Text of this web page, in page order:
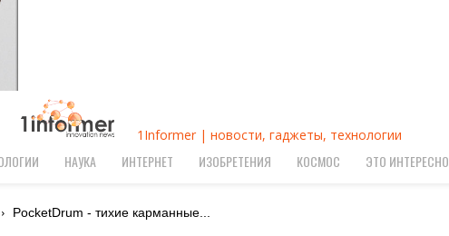
1Informer | новости, гаджеты, технологии
НАУКА ИНТЕРНЕТ ИЗОБРЕТЕНИЯ КОСМОС ЭТО ИНТЕРЕСНО
PocketDrum - тихие карманные...